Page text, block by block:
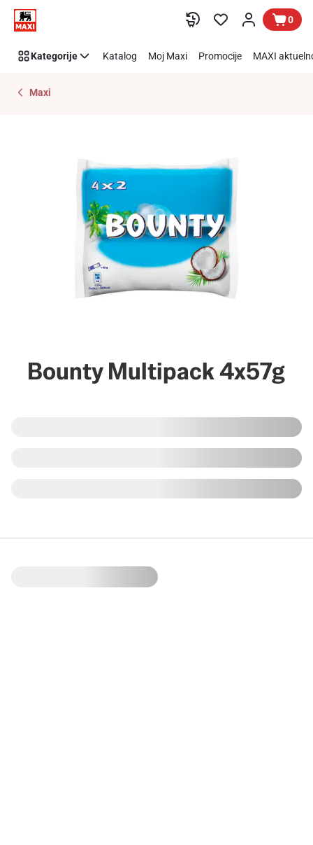
Preskoči link 0
Kategorije Katalog Moj Maxi Promocije MAXI
Maxi
Bounty Multipack 4x57g